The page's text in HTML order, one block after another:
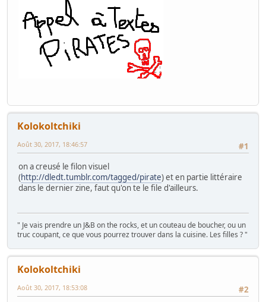
Kolokoltchiki
#1
Août 30, 2017, 18:46:57
on a creusé le filon visuel
(http://dledt.tumblr.com/tagged/pirate) et en partie littéraire
dans le dernier zine, faut qu'on te le file d'ailleurs.
" Je vais prendre un J&B on the rocks, et un couteau de boucher, ou un
truc coupant, ce que vous pourrez trouver dans la cuisine. Les filles ? "
Kolokoltchiki
#2
Août 30, 2017, 18:53:08